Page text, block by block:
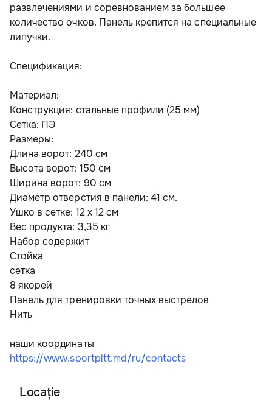
развлечениями и соревнованием за большее
количество очков. Панель крепится на специальные
липучки.
Спецификация:
Материал:
Конструкция: стальные профили (25 мм)
Сетка: ПЭ
Размеры:
Длина ворот: 240 см
Высота ворот: 150 см
Ширина ворот: 90 см
Диаметр отверстия в панели: 41 см.
Ушко в сетке: 12 х 12 см
Вес продукта: 3,35 кг
Набор содержит
Стойка
сетка
8 якорей
Панель для тренировки точных выстрелов
Нить
наши координаты
https://www.sportpitt.md/ru/contacts
Locaţie